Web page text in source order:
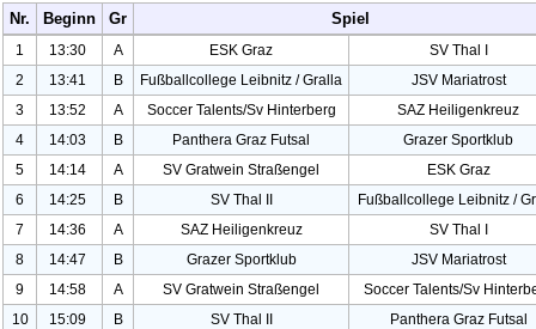
Nr. Beginn Gr Spiel
1 13:30 A ESK Graz
SV Thal I
2
13:41 B Fußballcollege Leibnitz / Gralla
JSV Mariatrost
3
13:52 A Soccer Talents/Sv Hinterberg SAZ Heiligenkreuz
4
14:03 B Panthera Graz Futsal
Grazer Sportklub
5
14:14 A SV Gratwein Straßengel
ESK Graz
6
14:25 B SV Thal II Fußballcollege Leibnitz /
7
14:36 A SAZ Heiligenkreuz
SV Thal I
8
14:47 B Grazer Sportklub
JSV Mariatrost
9
14:58 A SV Gratwein Straßengel
Soccer Talents/Sv
10
15:09 B SV Thal II
Panthera Graz Futsal